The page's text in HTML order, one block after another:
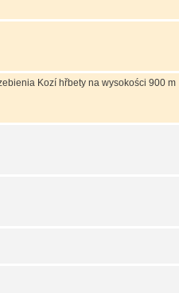
Kozí hřbety na wysokości 900 m